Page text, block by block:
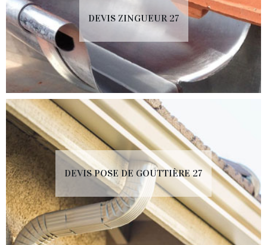
DEVIS ZINGUEUR 27
DEVIS POSE DE GOUTTIÈRE 27